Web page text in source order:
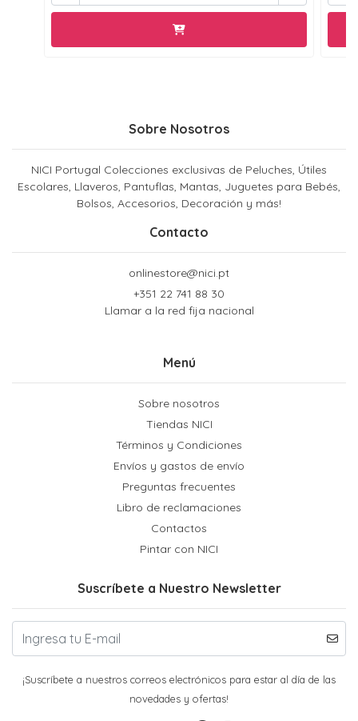
Sobre Nosotros
NICI Portugal Colecciones exclusivas de Peluches, Útiles
Escolares, Llaveros, Pantuflas, Mantas, Juguetes para Bebés,
Bolsos, Accesorios, Decoración y más!
Contacto
onlinestore@nici.pt
+351 22 741 88 30
Llamar a la red fija nacional
Menú
Sobre nosotros
Tiendas NICI
Términos y Condiciones
Envíos y gastos de envío
Preguntas frecuentes
Libro de reclamaciones
Contactos
Pintar con NICI
Suscríbete a Nuestro Newsletter
¡Suscríbete a nuestros correos electrónicos para estar al día de las
novedades y ofertas!